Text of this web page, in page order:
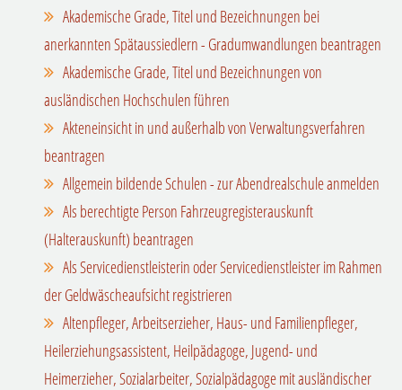
Akademische Grade, Titel und Bezeichnungen bei
anerkannten Spätaussiedlern - Gradumwandlungen beantragen
Akademische Grade, Titel und Bezeichnungen von
ausländischen Hochschulen führen
Akteneinsicht in und außerhalb von Verwaltungsverfahren
beantragen
Allgemein bildende Schulen - zur Abendrealschule anmelden
Als berechtigte Person Fahrzeugregisterauskunft
(Halterauskunft) beantragen
Als Servicedienstleisterin oder Servicedienstleister im Rahmen
der Geldwäscheaufsicht registrieren
Altenpfleger, Arbeitserzieher, Haus- und Familienpfleger,
Heilerziehungsassistent, Heilpädagoge, Jugend- und
Heimerzieher, Sozialarbeiter, Sozialpädagoge mit ausländischer